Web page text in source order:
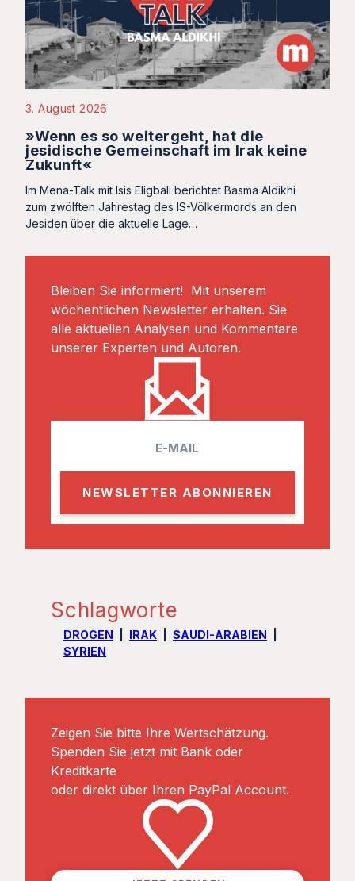
3. August 2026
»Wenn es so weitergeht, hat die
jesidische Gemeinschaft im Irak keine
Zukunft«
Im Mena-Talk mit Isis Eligbali berichtet Basma Aldikhi
zum zwölften Jahrestag des IS-Völkermords an den
Jesiden über die aktuelle Lage…
Bleiben Sie informiert! Mit unserem
wöchentlichen Newsletter erhalten. Sie
alle aktuellen Analysen und Kommentare
unserer Experten und Autoren.
a
l
Schlagworte
DROGEN IRAK
SAUDI-ARABIEN
SYRIEN
Zeigen Sie bitte Ihre Wertschätzung.
Spenden Sie jetzt mit Bank oder
Kreditkarte
oder direkt über Ihren PayPal Account.